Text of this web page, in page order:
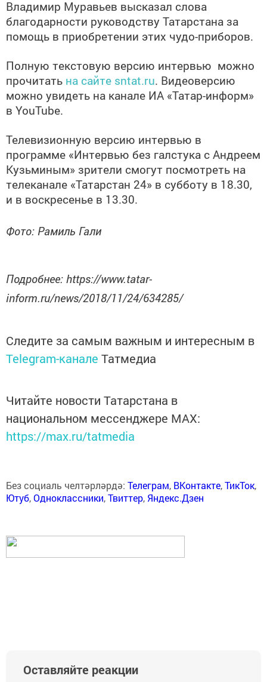
Владимир Муравьев высказал слова
благодарности руководству Татарстана за
помощь в приобретении этих чудо-приборов.
Полную текстовую версию интервью можно
прочитать на сайте sntat.ru. Видеоверсию
можно увидеть на канале ИА «Татар-информ»
в YouTube.
Телевизионную версию интервью в
программе «Интервью без галстука с Андреем
Кузьминым» зрители смогут посмотреть на
телеканале «Татарстан 24» в субботу в 18.30,
и в воскресенье в 13.30.
Фото: Рамиль Гали
Подробнее: https://www.tatar-
inform.ru/news/2018/11/24/634285/
Следите за самым важным и интересным в
Telegram-канале Татмедиа
Читайте новости Татарстана в
национальном мессенджере MАХ:
https://max.ru/tatmedia
Без социаль челтәрләрдә: Телеграм, ВКонтакте,ТикТок,
Ютуб,Одноклассники,Твиттер, Яндекс.Дзен
Оставляйте реакции